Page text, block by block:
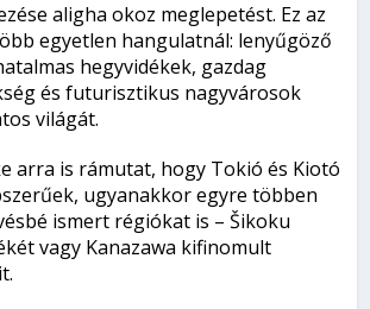
aligha okoz meglepetést. Ez az
egyetlen hangulatnál: lenyűgöző
hegyvidékek, gazdag
és futurisztikus nagyvárosok
világát.
arra is rámutat, hogy Tokió és Kiotó
ugyanakkor egyre többen
ismert régiókat is – Šikoku
vagy Kanazawa kifinomult